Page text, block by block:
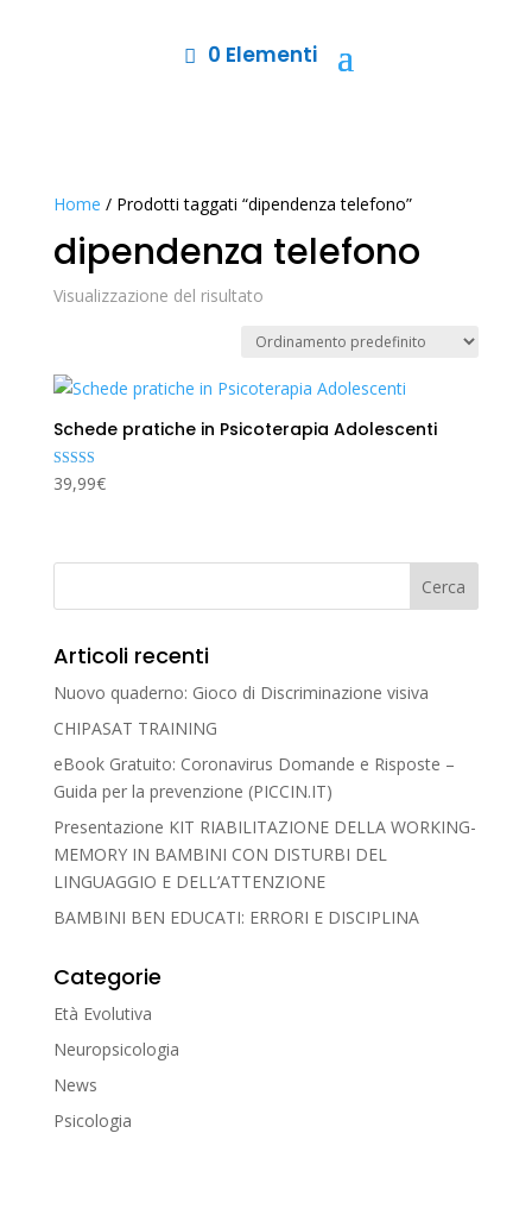
0 Elementi
Home / Prodotti taggati “dipendenza telefono”
dipendenza telefono
Visualizzazione del risultato
Schede pratiche in Psicoterapia Adolescenti
Valutato
5.00
39,99€
Articoli recenti
Nuovo quaderno: Gioco di Discriminazione visiva
CHIPASAT TRAINING
eBook Gratuito: Coronavirus Domande e Risposte –
Guida per la prevenzione (PICCIN.IT)
Presentazione KIT RIABILITAZIONE DELLA WORKING-
MEMORY IN BAMBINI CON DISTURBI DEL
LINGUAGGIO E DELL’ATTENZIONE
BAMBINI BEN EDUCATI: ERRORI E DISCIPLINA
Categorie
Età Evolutiva
Neuropsicologia
News
Psicologia